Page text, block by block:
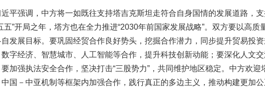
强调，中方将一如既往支持塔吉克斯坦走符合自身国情的发展道路，支
五”开局之年，塔方也在全力推进“2030年前国家发展战略”。双方要以高质
自发展目标。要巩固经贸合作良好势头，挖掘合作潜力，同步提升贸易投
字经济、智慧城市、人工智能等合作，提升科技创新动能；要深化人文
加强执法安全合作，坚决打击“三股势力”，共同维护地区稳定。中方欢
国－中亚机制等框架内加强合作，践行真正的多边主义，推动构建更加公